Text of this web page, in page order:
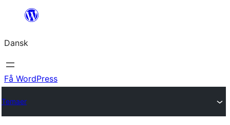
Spring
indhold
Dansk
Få WordPress
Temaer